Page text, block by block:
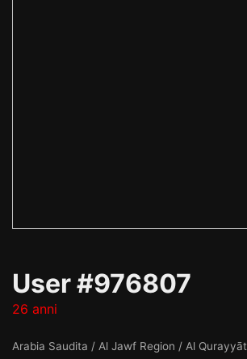
User #976807
26 anni
Arabia Saudita / Al Jawf Region / Al Qurayyāt